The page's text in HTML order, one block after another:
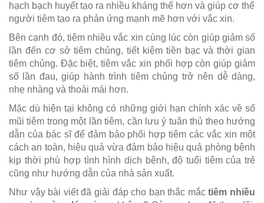
hạch bạch huyết tạo ra nhiều kháng thể hơn và giúp cơ thể
người tiêm tạo ra phản ứng mạnh mẽ hơn với vắc xin.
Bên cạnh đó, tiêm nhiều vắc xin cùng lúc còn giúp giảm số
lần đến cơ sở tiêm chủng, tiết kiệm tiền bạc và thời gian
tiêm chủng. Đặc biệt, tiêm vắc xin phối hợp còn giúp giảm
số lần đau, giúp hành trình tiêm chủng trở nên dễ dàng,
nhẹ nhàng và thoải mái hơn.
Mặc dù hiện tại không có những giới hạn chính xác về số
mũi tiêm trong một lần tiêm, cần lưu ý tuân thủ theo hướng
dẫn của bác sĩ để đảm bảo phối hợp tiêm các vắc xin một
cách an toàn, hiệu quả vừa đảm bảo hiệu quả phòng bệnh
kịp thời phù hợp tình hình dịch bệnh, độ tuổi tiêm của trẻ
cũng như hướng dẫn của nhà sản xuất.
Như vậy bài viết đã giải đáp cho bạn thắc mắctiêm nhiều